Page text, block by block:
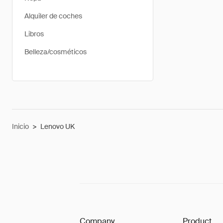
Alquiler de coches
Libros
Belleza/cosméticos
Inicio > Lenovo UK